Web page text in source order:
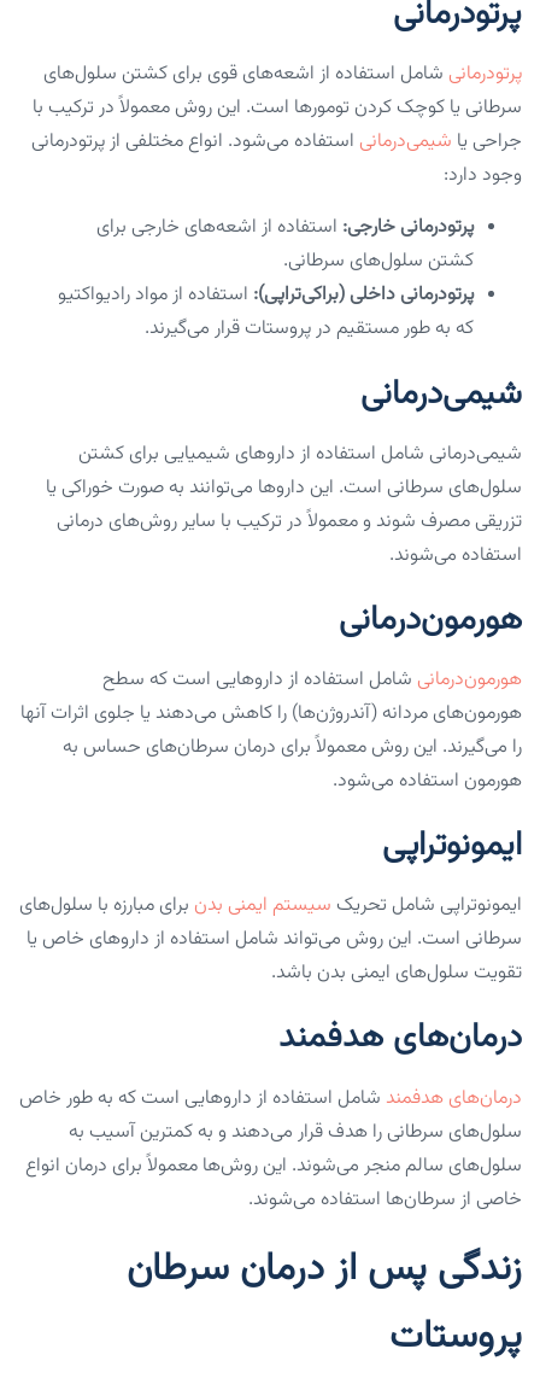
پرتودرمانی
پرتودرمانی شامل استفاده از اشعه‌های قوی برای کشتن سلول‌های
سرطانی یا کوچک کردن تومورها است. این روش معمولاً در ترکیب با
جراحی یا شیمی‌درمانی استفاده می‌شود. انواع مختلفی از پرتودرمانی
وجود دارد:
پرتودرمانی خارجی: استفاده از اشعه‌های خارجی برای
کشتن سلول‌های سرطانی.
پرتودرمانی داخلی (براکی‌تراپی): استفاده از مواد رادیواکتیو
که به طور مستقیم در پروستات قرار می‌گیرند.
شیمی‌درمانی
شیمی‌درمانی شامل استفاده از داروهای شیمیایی برای کشتن
سلول‌های سرطانی است. این داروها می‌توانند به صورت خوراکی یا
تزریقی مصرف شوند و معمولاً در ترکیب با سایر روش‌های درمانی
استفاده می‌شوند.
هورمون‌درمانی
هورمون‌درمانی شامل استفاده از داروهایی است که سطح
هورمون‌های مردانه (آندروژن‌ها) را کاهش می‌دهند یا جلوی اثرات آنها
را می‌گیرند. این روش معمولاً برای درمان سرطان‌های حساس به
هورمون استفاده می‌شود.
ایمونوتراپی
ایمونوتراپی شامل تحریک سیستم ایمنی بدن برای مبارزه با سلول‌های
سرطانی است. این روش می‌تواند شامل استفاده از داروهای خاص یا
تقویت سلول‌های ایمنی بدن باشد.
درمان‌های هدفمند
درمان‌های هدفمند شامل استفاده از داروهایی است که به طور خاص
سلول‌های سرطانی را هدف قرار می‌دهند و به کمترین آسیب به
سلول‌های سالم منجر می‌شوند. این روش‌ها معمولاً برای درمان انواع
خاصی از سرطان‌ها استفاده می‌شوند.
زندگی پس از درمان سرطان
پروستات